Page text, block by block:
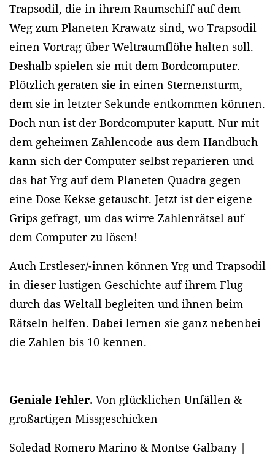
Trapsodil, die in ihrem Raumschiff auf dem
Weg zum Planeten Krawatz sind, wo Trapsodil
einen Vortrag über Weltraumflöhe halten soll.
Deshalb spielen sie mit dem Bordcomputer.
Plötzlich geraten sie in einen Sternensturm,
dem sie in letzter Sekunde entkommen können.
Doch nun ist der Bordcomputer kaputt. Nur mit
dem geheimen Zahlencode aus dem Handbuch
kann sich der Computer selbst reparieren und
das hat Yrg auf dem Planeten Quadra gegen
eine Dose Kekse getauscht. Jetzt ist der eigene
Grips gefragt, um das wirre Zahlenrätsel auf
dem Computer zu lösen!
Auch Erstleser/-innen können Yrg und Trapsodil
in dieser lustigen Geschichte auf ihrem Flug
durch das Weltall begleiten und ihnen beim
Rätseln helfen. Dabei lernen sie ganz nebenbei
die Zahlen bis 10 kennen.
Geniale Fehler. Von glücklichen Unfällen &
großartigen Missgeschicken
Soledad Romero Marino & Montse Galbany |